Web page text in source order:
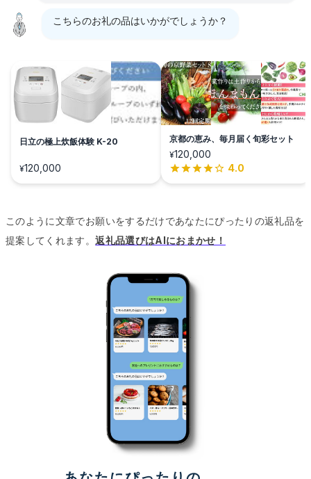
こちらのお礼の品はいかがでしょうか？
日立の極上炊飯体験 K-20
¥120,000
京都の恵み、毎月届く旬彩セット
¥120,000
4.0
このように文章でお願いをするだけであなたにぴったりの返礼品を
提案してくれます。返礼品選びはAIにおまかせ！